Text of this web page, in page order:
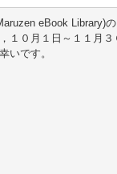
eBook Library)の
いです。